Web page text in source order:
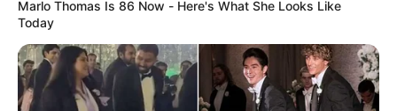
contra el covid-19 para
Bogotá
Marlo Thomas Is 86 Now - Here's What She Looks Like
Today